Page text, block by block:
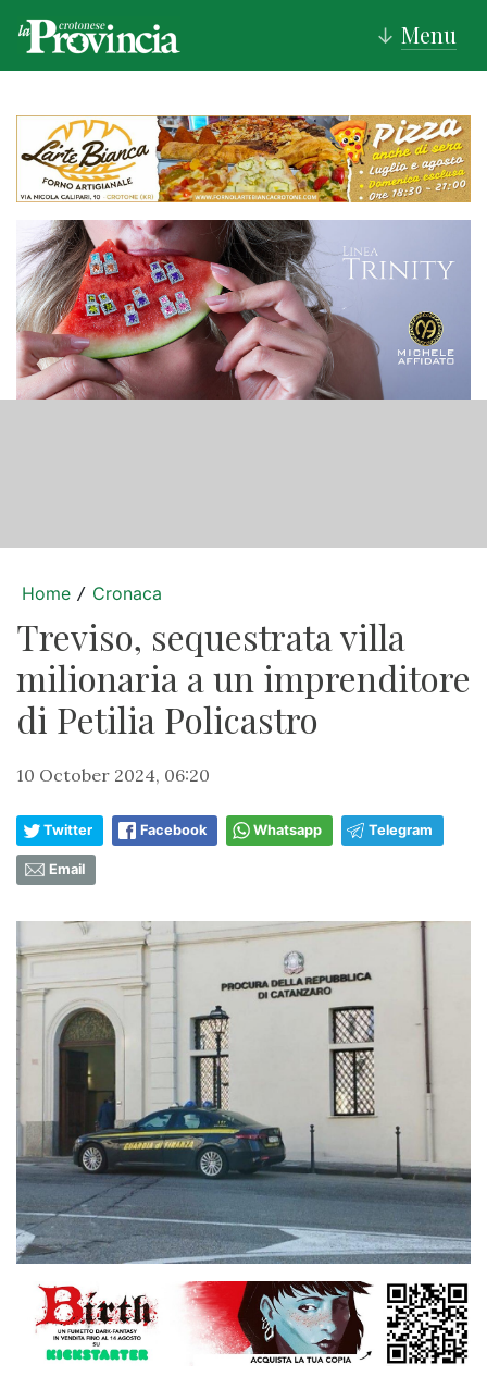
↓ Menu
Home / Cronaca
Treviso, sequestrata villa
milionaria a un imprenditore
di Petilia Policastro
10 October 2024, 06:20
Twitter Facebook Whatsapp Telegram
Email